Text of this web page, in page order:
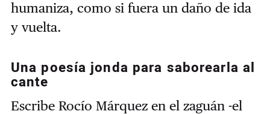
humaniza, como si fuera un daño de ida
y vuelta.
Una poesía jonda para saborearla al
cante
Escribe Rocío Márquez en el zaguán -el